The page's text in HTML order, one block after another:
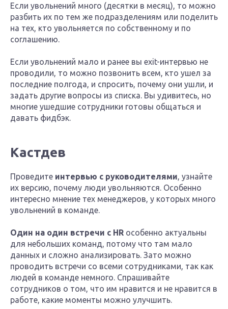
Если увольнений много (десятки в месяц), то можно
разбить их по тем же подразделениям или поделить
на тех, кто увольняется по собственному и по
соглашению.
Если увольнений мало и ранее вы exit-интервью не
проводили, то можно позвонить всем, кто ушел за
последние полгода, и спросить, почему они ушли, и
задать другие вопросы из списка. Вы удивитесь, но
многие ушедшие сотрудники готовы общаться и
давать фидбэк.
Кастдев
Проведите интервью с руководителями, узнайте
их версию, почему люди увольняются. Особенно
интересно мнение тех менеджеров, у которых много
увольнений в команде.
Один на один встречи с HR особенно актуальны
для небольших команд, потому что там мало
данных и сложно анализировать. Зато можно
проводить встречи со всеми сотрудниками, так как
людей в команде немного. Спрашивайте
сотрудников о том, что им нравится и не нравится в
работе, какие моменты можно улучшить.